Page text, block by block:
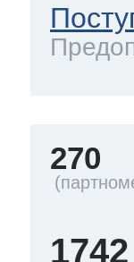
270
1742